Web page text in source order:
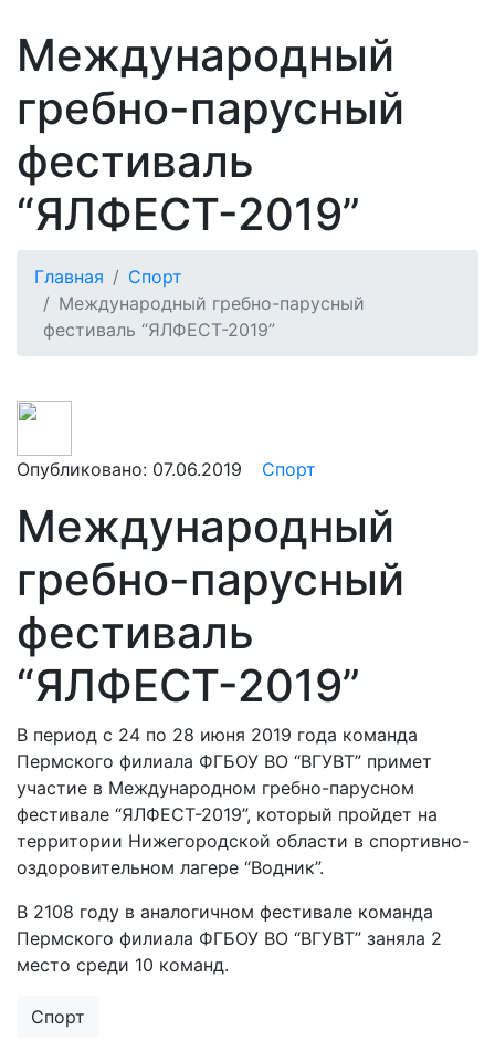
Международный
гребно-парусный
фестиваль
“ЯЛФЕСТ-2019”
Главная
Спорт
Международный гребно-парусный
фестиваль “ЯЛФЕСТ-2019”
Опубликовано: 07.06.2019 Спорт
Международный
гребно-парусный
фестиваль
“ЯЛФЕСТ-2019”
В период с 24 по 28 июня 2019 года команда
Пермского филиала ФГБОУ ВО “ВГУВТ” примет
участие в Международном гребно-парусном
фестивале “ЯЛФЕСТ-2019”, который пройдет на
территории Нижегородской области в спортивно-
оздоровительном лагере “Водник”.
В 2108 году в аналогичном фестивале команда
Пермского филиала ФГБОУ ВО “ВГУВТ” заняла 2
место среди 10 команд.
Спорт